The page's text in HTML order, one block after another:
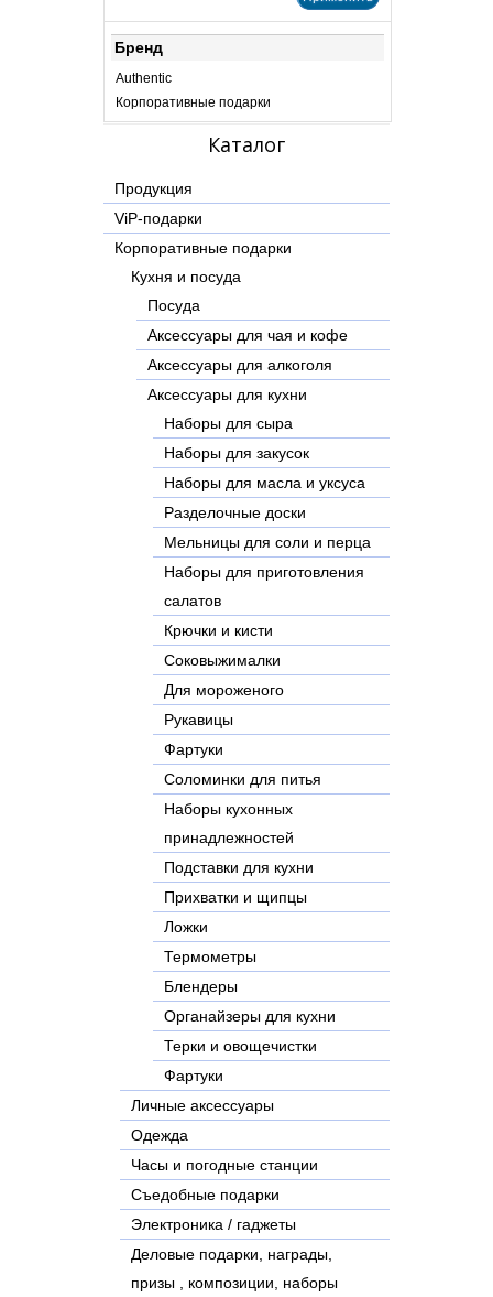
Бренд
Authentic
Корпоративные подарки
Каталог
Продукция
ViP-подарки
Корпоративные подарки
Кухня и посуда
Посуда
Аксессуары для чая и кофе
Аксессуары для алкоголя
Аксессуары для кухни
Наборы для сыра
Наборы для закусок
Наборы для масла и уксуса
Разделочные доски
Мельницы для соли и перца
Наборы для приготовления
салатов
Крючки и кисти
Соковыжималки
Для мороженого
Рукавицы
Фартуки
Соломинки для питья
Наборы кухонных
принадлежностей
Подставки для кухни
Прихватки и щипцы
Ложки
Термометры
Блендеры
Органайзеры для кухни
Терки и овощечистки
Фартуки
Личные аксессуары
Одежда
Часы и погодные станции
Съедобные подарки
Электроника / гаджеты
Деловые подарки, награды,
призы , композиции, наборы